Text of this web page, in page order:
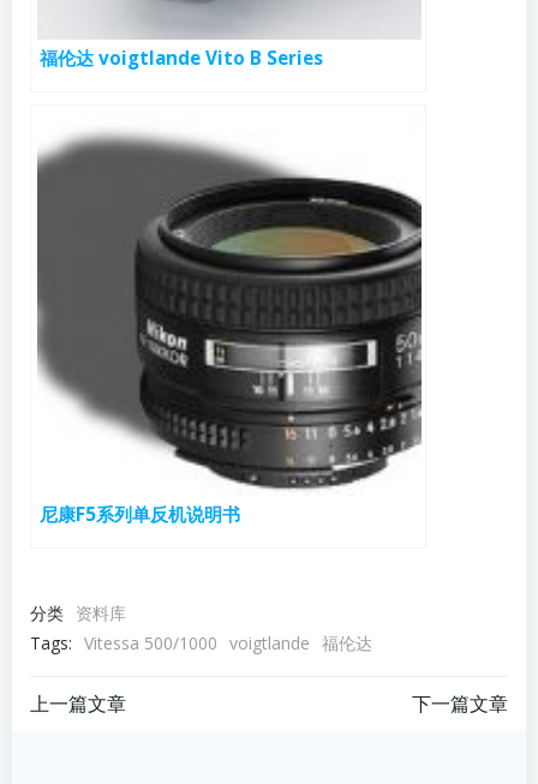
福伦达 voigtlande Vito B Series
尼康F5系列单反机说明书
分类 资料库
Tags: Vitessa 500/1000 voigtlande 福伦达
文
上一篇文章 下一篇文章